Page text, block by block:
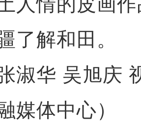
了解和田。
华 吴旭庆
媒体中心）